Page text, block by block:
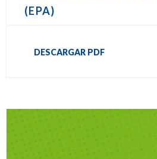
(EPA)
DESCARGAR PDF